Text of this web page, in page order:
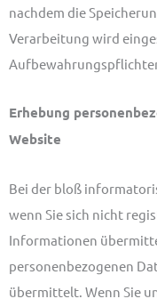
nachdem die
Verarbeitung wird
Erhebung
Website
Bei der bloß
wenn Sie sich nicht
Informationen
personenbezogenen
übermittelt. Wenn Sie